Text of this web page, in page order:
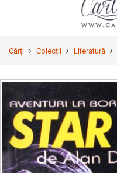
Cărți Colecții Literatură